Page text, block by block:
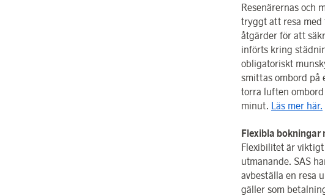
Resenärernas och
tryggt att resa med
åtgärder för att
införts kring
obligatoriskt
smittas ombord på
torra luften
minut. Läs mer här.
Flexibla bokningar
Flexibilitet är
utmanande. SAS
avbeställa en resa
gäller som